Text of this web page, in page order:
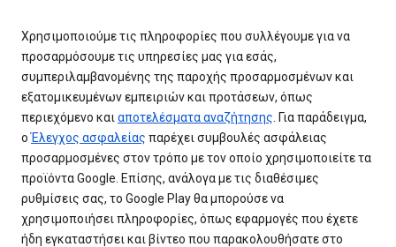
Χρησιμοποιούμε τις πληροφορίες που συλλέγουμε για να
προσαρμόσουμε τις υπηρεσίες μας για εσάς,
συμπεριλαμβανομένης της παροχής προσαρμοσμένων και
εξατομικευμένων εμπειριών και προτάσεων, όπως
περιεχόμενο και αποτελέσματα αναζήτησης . Για παράδειγμα,
οΈλεγχος ασφαλείας παρέχει συμβουλές ασφάλειας
προσαρμοσμένες στον τρόπο με τον οποίο χρησιμοποιείτε τα
προϊόντα Google. Επίσης, ανάλογα με τις διαθέσιμες
ρυθμίσεις σας, το Google Play θα μπορούσε να
χρησιμοποιήσει πληροφορίες, όπως εφαρμογές που έχετε
ήδη εγκαταστήσει και βίντεο που παρακολουθήσατε στο